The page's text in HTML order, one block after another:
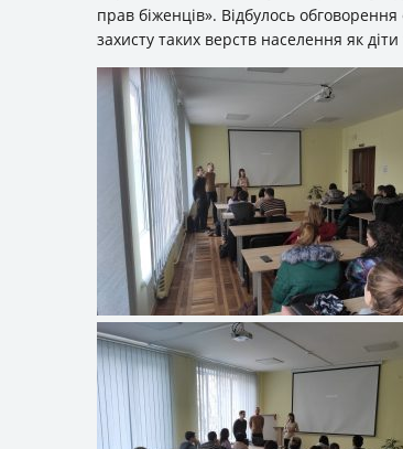
прав біженців». Відбулось
захисту таких верств населення як діти